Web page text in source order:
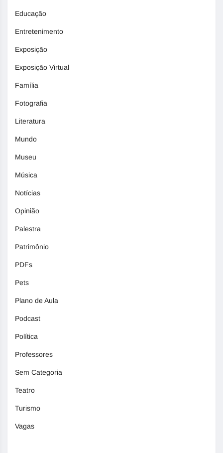
Educação
Entretenimento
Exposição
Exposição Virtual
Família
Fotografia
Literatura
Mundo
Museu
Música
Notícias
Opinião
Palestra
Patrimônio
PDFs
Pets
Plano de Aula
Podcast
Política
Professores
Sem Categoria
Teatro
Turismo
Vagas